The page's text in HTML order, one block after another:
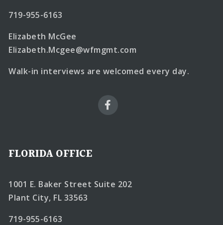
719-955-6163
Elizabeth McGee
Elizabeth.Mcgee@wfmgmt.com
Walk-in interviews are welcomed every day.
FLORIDA OFFICE
1001 E. Baker Street Suite 202
Plant City, FL 33563
719-955-6163